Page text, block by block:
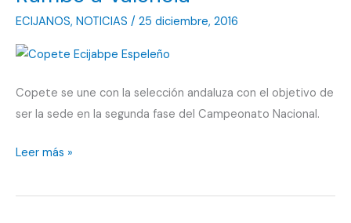
sexta
ECIJANOS, NOTICIAS / 25 diciembre, 2016
Copete se une con la selección andaluza con el objetivo de
ser la sede en la segunda fase del Campeonato Nacional.
Rumbo
Valencia
Leer más »